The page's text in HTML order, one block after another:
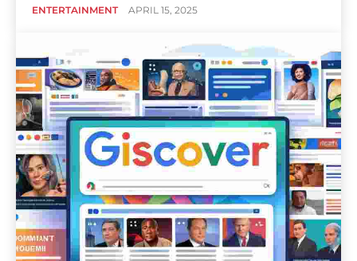
ENTERTAINMENT APRIL 15, 2025